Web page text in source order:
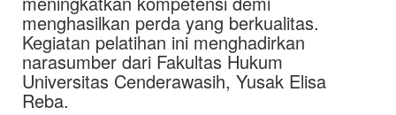
menghasilkan perda yang berkualitas.
Kegiatan pelatihan ini menghadirkan
narasumber dari Fakultas Hukum
Universitas Cenderawasih, Yusak Elisa
Reba.